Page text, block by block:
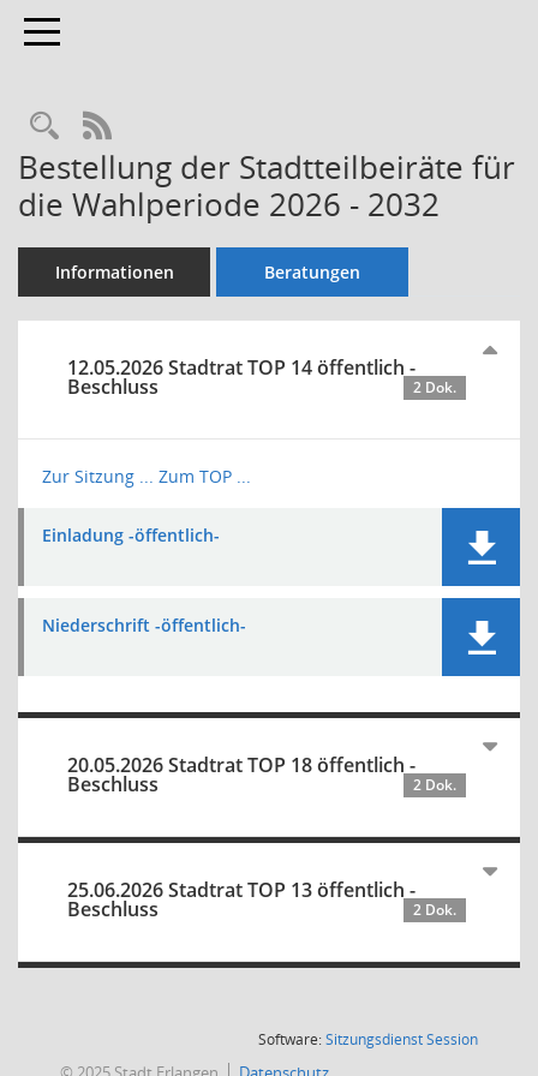
Toggle navigation
Rechercheauswahl
RSS-Feed
Bestellung der Stadtteilbeiräte für
die Wahlperiode 2026 - 2032
Informationen Beratungen
12.05.2026 Stadtrat TOP 14 öffentlich -
Beschluss 2 Dok.
Zur Sitzung ... Zum TOP ...
Einladung -öffentlich-
Niederschrift -öffentlich-
20.05.2026 Stadtrat TOP 18 öffentlich -
Beschluss 2 Dok.
25.06.2026 Stadtrat TOP 13 öffentlich -
Beschluss 2 Dok.
Software:SitzungsdienstSession(Wird in